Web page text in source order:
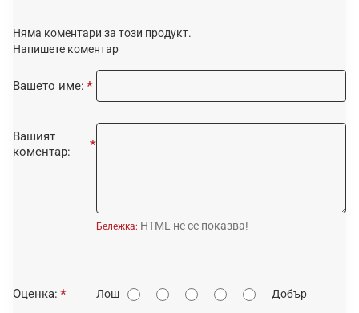
Няма коментари за този продукт.
Напишете коментар
Вашето име:
Вашият
коментар:
Бележка: HTML не се показва!
О
Оценка: Лош Добър